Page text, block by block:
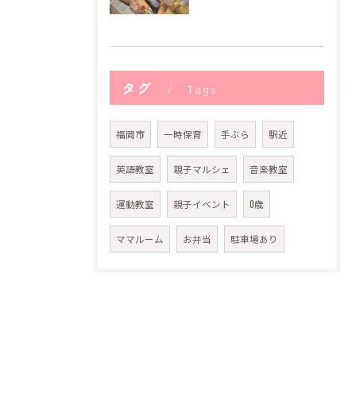
タグ Tags
福岡市 一時保育 手ぶら 駅近
英語教室 親子マルシェ 音楽教室
運動教室 親子イベント 0歳
ママルーム お弁当 駐車場あり